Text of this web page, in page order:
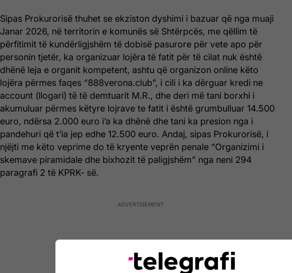
Sipas Prokurorisë thuhet se ekziston dyshimi i bazuar që nga muaji
Janar 2026, në territorin e komunës së Shtërpcës, me qëllim të
përfitimit të kundërligjshëm të dobisë pasurore për vete apo për
personin tjetër, ka organizuar lojëra të fatit për të cilat nuk është
dhënë leja e organit kompetent, ashtu që organizon online këto
lojëra përmes faqes “888verona.club”, i cili i ka dërguar kredi ne
account (llogari) të të demtuarit M.R., dhe deri më tani borxhi i
akumuluar përmes këtyre lojrave te fatit i është grumbulluar 14.500
euro, ndërsa 2.000 euro i’a ka dhënë dhe tani ka presion nga i
pandehuri që t’ia jep edhe 12.500 euro. Andaj, sipas Prokurorisë, i
njëjti me këto veprime do të kryente veprën penale “Organizimi i
skemave piramidale dhe bixhozit të paligjshëm” nga neni 294
paragrafi 2 të KPRK- së.